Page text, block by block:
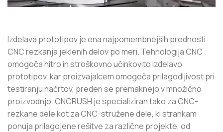
Izdelava prototipov je ena najpomembnejših prednosti
CNC rezkanja jeklenih delov po meri. Tehnologija CNC
omogoča hitro in stroškovno učinkovito izdelavo
prototipov, kar proizvajalcem omogoča prilagodljivost pri
testiranju načrtov, preden se premaknejo v množično
proizvodnjo. CNCRUSH je specializiran tako za CNC-
rezkane dele kot za CNC-stružene dele, ki strankam
ponuja prilagojene rešitve za različne projekte, od